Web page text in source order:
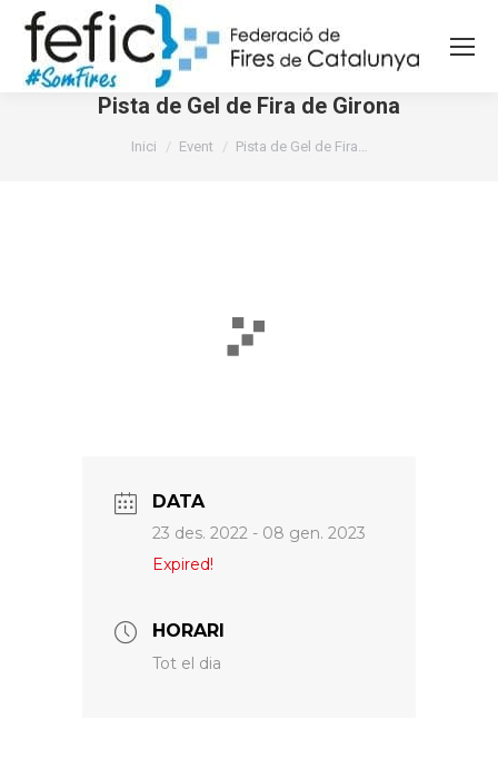
Pista de Gel de Fira de Girona
You are here:
Inici Event Pista de Gel de Fira…
DATA
23 des. 2022 - 08 gen. 2023
Expired!
HORARI
Tot el dia